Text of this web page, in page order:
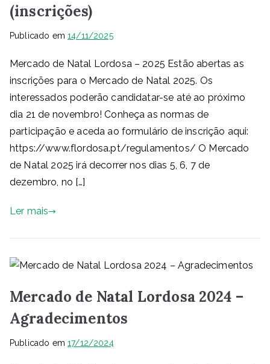
(inscrições)
Publicado em14/11/2025
Mercado de Natal Lordosa – 2025 Estão abertas as
inscrições para o Mercado de Natal 2025. Os
interessados poderão candidatar-se até ao próximo
dia 21 de novembro! Conheça as normas de
participação e aceda ao formulário de inscrição aqui:
https://www.flordosa.pt/regulamentos/ O Mercado
de Natal 2025 irá decorrer nos dias 5, 6, 7 de
dezembro, no […]
Ler mais
Mercado de Natal Lordosa 2024 –
Agradecimentos
Publicado em17/12/2024